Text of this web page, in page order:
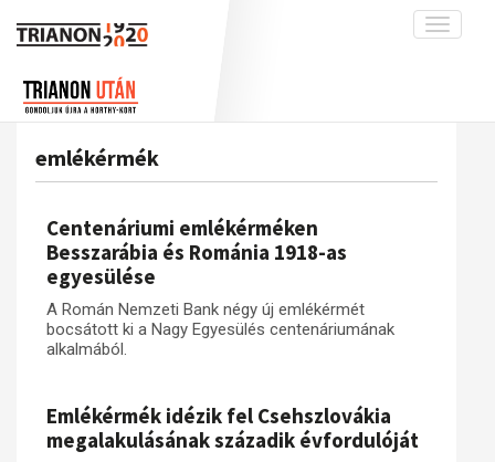
Toggle
A békerendszer megszilárdulása
Galéria
Emlékművek (feltöltés alatt)
Visszhang
Trianon-kommentár
emlékérmék
Centenáriumi emlékérméken
Besszarábia és Románia 1918-as
egyesülése
A Román Nemzeti Bank négy új emlékérmét
bocsátott ki a Nagy Egyesülés centenáriumának
alkalmából.
Emlékérmék idézik fel Csehszlovákia
megalakulásának századik évfordulóját